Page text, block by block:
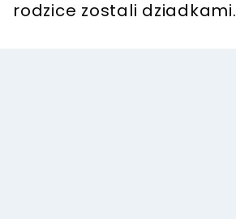
rodzice zostali dziadkami.